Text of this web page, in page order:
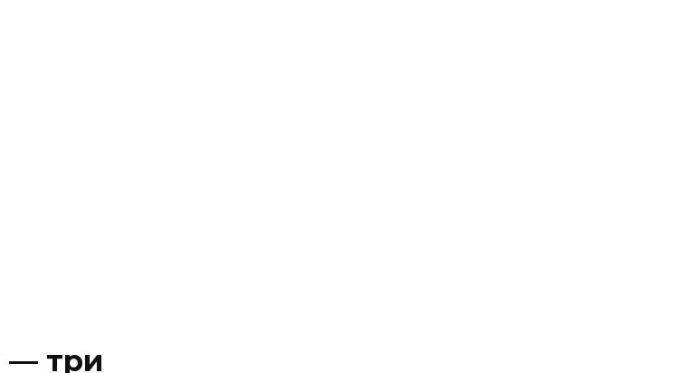
— три